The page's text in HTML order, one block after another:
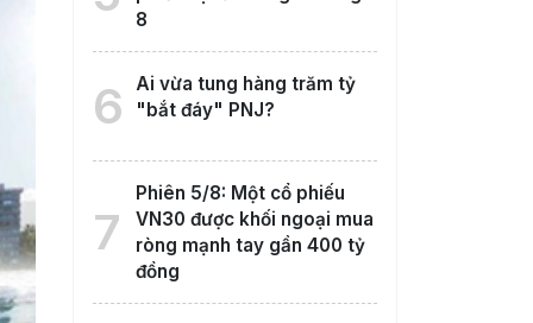
8
6
Ai vừa tung hàng trăm tỷ
"bắt đáy" PNJ?
7
Phiên 5/8: Một cổ phiếu
VN30 được khối ngoại mua
ròng mạnh tay gần 400 tỷ
đồng